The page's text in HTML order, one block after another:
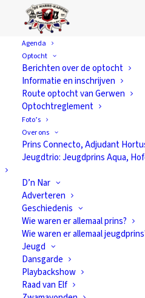
Agenda
Optocht
Berichten over de optocht
Informatie en inschrijven
Route optocht van Gerwen
Optochtreglement
Foto’s
Over ons
Prins Connecto, Adjudant
Jeugdtrio: Jeugdprins Aqua,
D’n Nar
Adverteren
Geschiedenis
Wie waren er allemaal prins?
Wie waren er allemaal
Jeugd
Dansgarde
Playbackshow
Raad van Elf
22 november 2009